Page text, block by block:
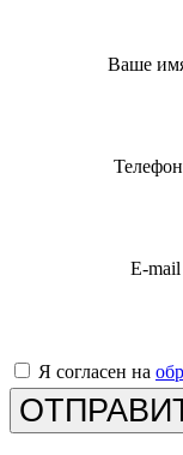
Ваше
Телефон
E-mail
Я согласен на